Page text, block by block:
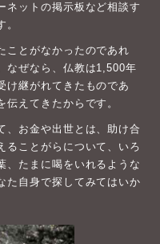
ネットの掲示板など相談す
ことがなかったのであれ
なぜなら、仏教は1,500年
け継がれてきたものであ
えてきたからです。
、お金や出世とは、助け合
ることがらについて、いろ
、たまに喝をいれるような
た自身で探してみてはいか